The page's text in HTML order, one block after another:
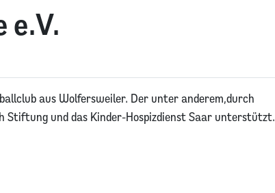
e.V.
aus Wolfersweiler. Der unter anderem,durch
Stiftung und das Kinder-Hospizdienst Saar unterstützt.